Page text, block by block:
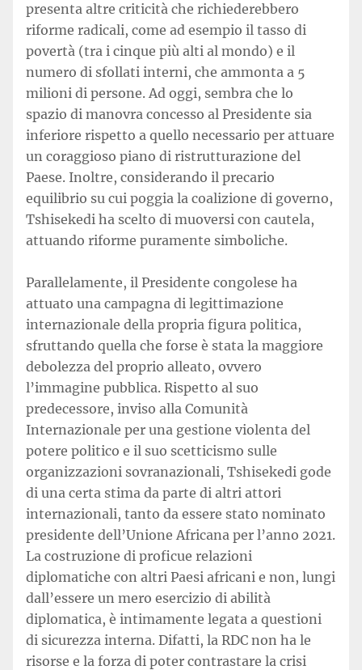
presenta altre criticità che richiederebbero
riforme radicali, come ad esempio il tasso di
povertà (tra i cinque più alti al mondo) e il
numero di sfollati interni, che ammonta a 5
milioni di persone. Ad oggi, sembra che lo
spazio di manovra concesso al Presidente sia
inferiore rispetto a quello necessario per attuare
un coraggioso piano di ristrutturazione del
Paese. Inoltre, considerando il precario
equilibrio su cui poggia la coalizione di governo,
Tshisekedi ha scelto di muoversi con cautela,
attuando riforme puramente simboliche.
Parallelamente, il Presidente congolese ha
attuato una campagna di legittimazione
internazionale della propria figura politica,
sfruttando quella che forse è stata la maggiore
debolezza del proprio alleato, ovvero
l’immagine pubblica. Rispetto al suo
predecessore, inviso alla Comunità
Internazionale per una gestione violenta del
potere politico e il suo scetticismo sulle
organizzazioni sovranazionali, Tshisekedi gode
di una certa stima da parte di altri attori
internazionali, tanto da essere stato nominato
presidente dell’Unione Africana per l’anno 2021.
La costruzione di proficue relazioni
diplomatiche con altri Paesi africani e non, lungi
dall’essere un mero esercizio di abilità
diplomatica, è intimamente legata a questioni
di sicurezza interna. Difatti, la RDC non ha le
risorse e la forza di poter contrastare la crisi